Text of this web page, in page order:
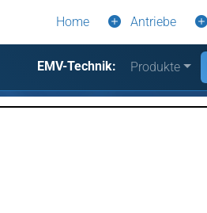
Home Antriebe
EMV-Technik: Produkte